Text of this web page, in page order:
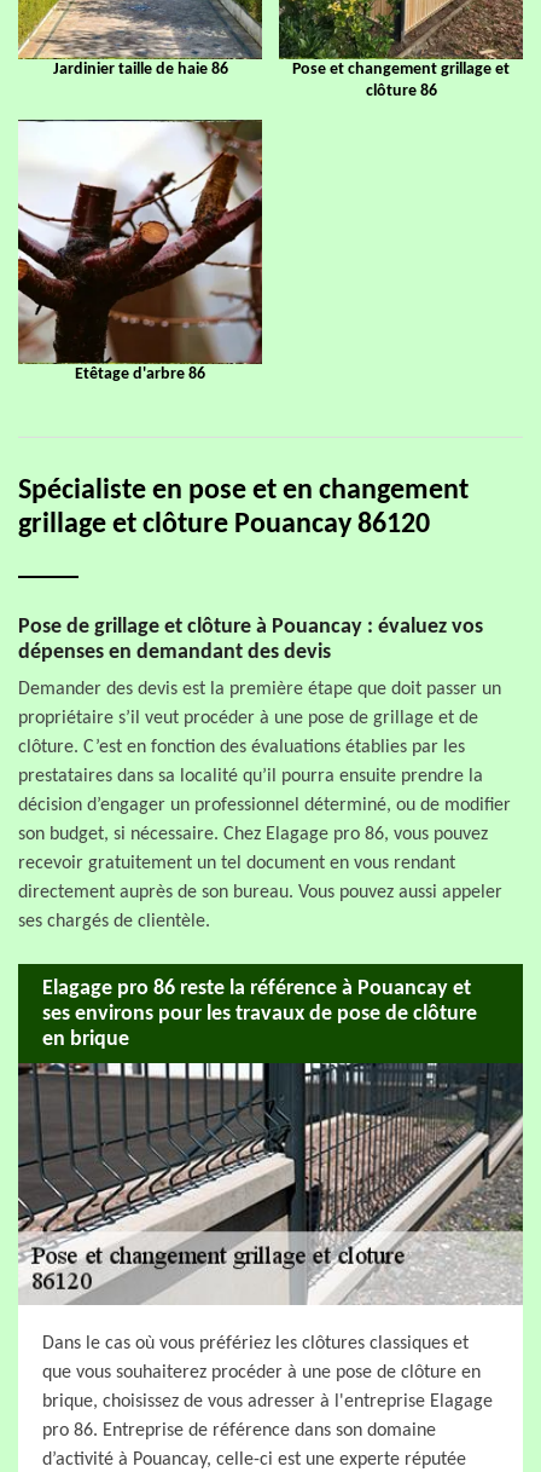
Jardinier taille de haie 86
Pose et changement grillage et
clôture 86
Etêtage d'arbre 86
Spécialiste en pose et en changement
grillage et clôture Pouancay 86120
Pose de grillage et clôture à Pouancay : évaluez vos
dépenses en demandant des devis
Demander des devis est la première étape que doit passer un
propriétaire s’il veut procéder à une pose de grillage et de
clôture. C’est en fonction des évaluations établies par les
prestataires dans sa localité qu’il pourra ensuite prendre la
décision d’engager un professionnel déterminé, ou de modifier
son budget, si nécessaire. Chez Elagage pro 86, vous pouvez
recevoir gratuitement un tel document en vous rendant
directement auprès de son bureau. Vous pouvez aussi appeler
ses chargés de clientèle.
Elagage pro 86 reste la référence à Pouancay et
ses environs pour les travaux de pose de clôture
en brique
Dans le cas où vous préfériez les clôtures classiques et
que vous souhaiterez procéder à une pose de clôture en
brique, choisissez de vous adresser à l'entreprise Elagage
pro 86. Entreprise de référence dans son domaine
d’activité à Pouancay, celle-ci est une experte réputée